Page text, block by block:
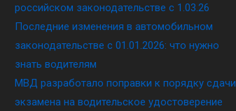
российском законодательстве c 1.03.26
Последние изменения в автомобильном
законодательстве c 01.01.2026: что нужно
знать водителям
МВД разработало поправки к порядку сдачи
экзамена на водительское удостоверение